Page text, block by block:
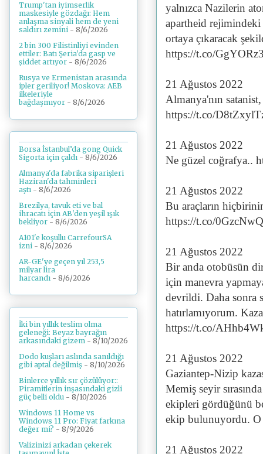
yalnızca Nazilerin
apartheid rejimindeki
ortaya çıkaracak
https://t.co/
21 Ağustos 2022
Almanya'nın
https://t.co/
21 Ağustos 2022
Ne güzel coğrafya..
21 Ağustos 2022
Bu araçların
https://t.co/
21 Ağustos 2022
Bir anda otobüsün
için manevra
devrildi. Daha sonra
hatırlamıyorum.
https://t.co/
21 Ağustos 2022
Gaziantep-Nizip
Memiş seyir
ekipleri gördüğünü
ekip bulunuyordu. O
21 Ağustos 2022
Trump'tan iyimserlik
maskesiyle gözdağı: Hem
anlaşma sinyali hem de yeni
saldırı zemini - 8/6/2026
2 bin 300 Filistinliyi evinden
ettiler: Batı Şeria'da gasp ve
şiddet artıyor - 8/6/2026
Rusya ve Ermenistan arasında
ipler geriliyor! Moskova: AEB
ilkeleriyle
bağdaşmıyor - 8/6/2026
Borsa İstanbul’da gong Quick
Sigorta için çaldı - 8/6/2026
Almanya'da fabrika siparişleri
Haziran'da tahminleri
aştı - 8/6/2026
Brezilya, tavuk eti ve bal
ihracatı için AB'den yeşil ışık
bekliyor - 8/6/2026
A101'e koşullu CarrefourSA
izni - 8/6/2026
AR-GE'ye geçen yıl 253,5
milyar lira
harcandı - 8/6/2026
İki bin yıllık teslim olma
geleneği: Beyaz bayrağın
arkasındaki gizem - 8/10/2026
Dodo kuşları aslında sanıldığı
gibi aptal değilmiş - 8/10/2026
Binlerce yıllık sır çözülüyor::
Piramitlerin inşasındaki gizli
güç belli oldu - 8/10/2026
Windows 11 Home vs
Windows 11 Pro: Fiyat farkına
değer mi? - 8/9/2026
Valizinizi arkadan çekerek